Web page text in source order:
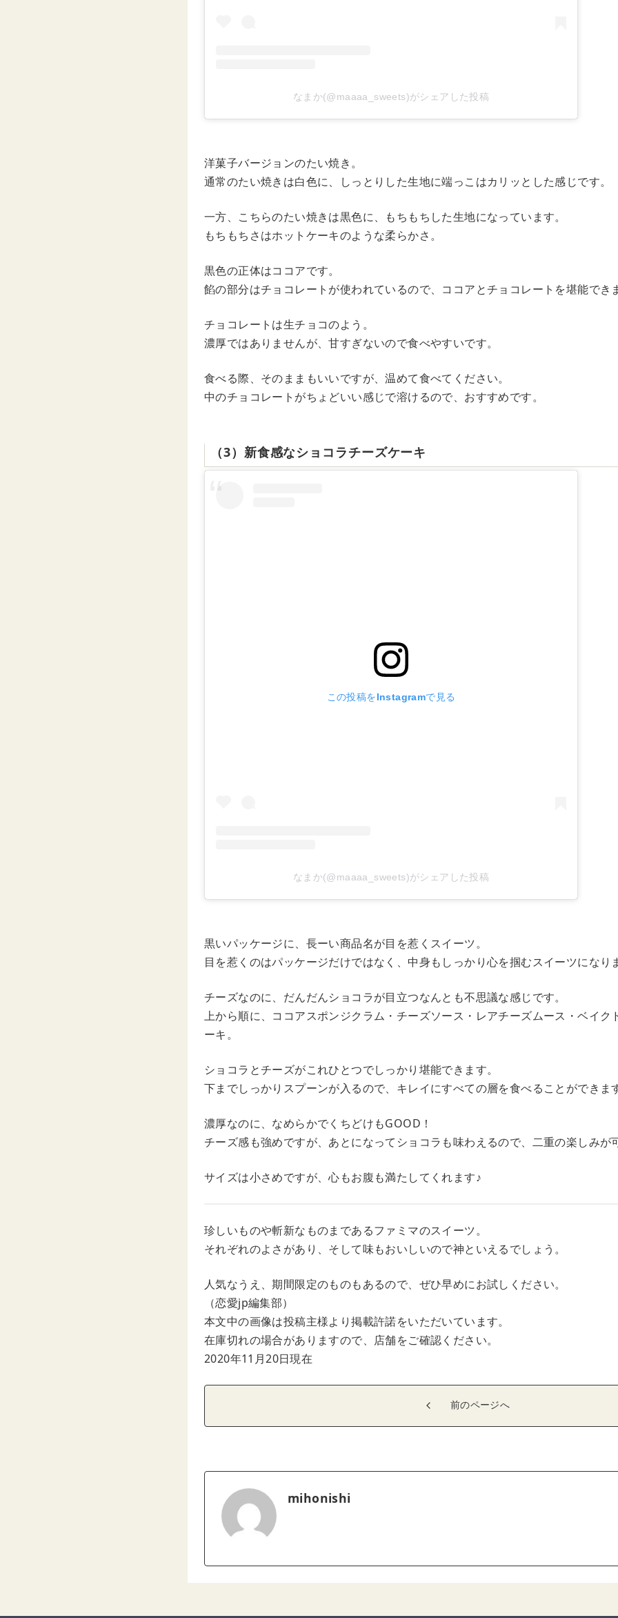
なまか(@maaaa_sweets)がシェアした投稿
洋菓子バージョンのたい焼き。
通常のたい焼きは白色に、しっとりした生地に端っこはカリッとした感じです。
一方、こちらのたい焼きは黒色に、もちもちした生地になっています。
もちもちさはホットケーキのような柔らかさ。
黒色の正体はココアです。
餡の部分はチョコレートが使われているので、ココアとチョコレートを堪能でき
チョコレートは生チョコのよう。
濃厚ではありませんが、甘すぎないので食べやすいです。
食べる際、そのままもいいですが、温めて食べてください。
中のチョコレートがちょどいい感じで溶けるので、おすすめです。
（3）新食感なショコラチーズケーキ
この投稿をInstagramで見る
なまか(@maaaa_sweets)がシェアした投稿
黒いパッケージに、長ーい商品名が目を惹くスイーツ。
目を惹くのはパッケージだけではなく、中身もしっかり心を掴むスイーツになり
チーズなのに、だんだんショコラが目立つなんとも不思議な感じです。
上から順に、ココアスポンジクラム・チーズソース・レアチーズムース・ベイク
ーキ。
ショコラとチーズがこれひとつでしっかり堪能できます。
下までしっかりスプーンが入るので、キレイにすべての層を食べることができま
濃厚なのに、なめらかでくちどけもGOOD！
チーズ感も強めですが、あとになってショコラも味わえるので、二重の楽しみが
サイズは小さめですが、心もお腹も満たしてくれます♪
珍しいものや斬新なものまであるファミマのスイーツ。
それぞれのよさがあり、そして味もおいしいので神といえるでしょう。
人気なうえ、期間限定のものもあるので、ぜひ早めにお試しください。
（恋愛jp編集部）
本文中の画像は投稿主様より掲載許諾をいただいています。
在庫切れの場合がありますので、店舗をご確認ください。
2020年11月20日現在
前のページへ
mihonishi